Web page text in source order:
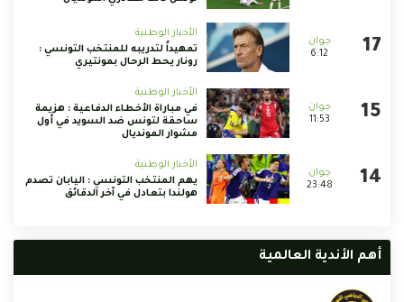
6:12
الأخبار الوطنية
تمهيداً لتدريبه للمنتخب التونسي :
رونار يحط الرحال بمونتيري
11:53
الأخبار الوطنية
في مباراة الأخطاء الدفاعية : هزيمة
ساحقة لتونس ضد السويد في أول
مشوار المونديال
23:48
الأخبار الوطنية
يهم المنتخب التونسي : اليابان تصدم
هولندا بتعادل في آخر الدقائق
أهم الأندية العالمية